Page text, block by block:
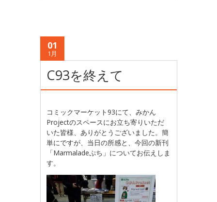
01
1月
C93を終えて
コミックマーケット93にて、みかん
Projectのスペースにお立ち寄りいただ
いた皆様、ありがとうございました。簡
単にですが、当日の所感と、今回の新刊
「Marmaladeぷち」についてお伝えしま
す。